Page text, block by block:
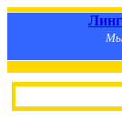
Мы